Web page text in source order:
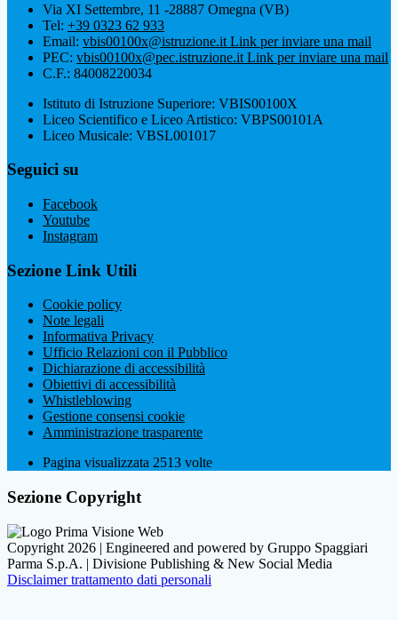
Via XI Settembre, 11 -28887 Omegna (VB)
Tel: +39 0323 62 933
Email: vbis00100x@istruzione.it Link per inviare una mail
PEC: vbis00100x@pec.istruzione.it Link per inviare una mail
C.F.: 84008220034
Istituto di Istruzione Superiore: VBIS00100X
Liceo Scientifico e Liceo Artistico: VBPS00101A
Liceo Musicale: VBSL001017
Seguici su
Facebook
Youtube
Instagram
Sezione Link Utili
Cookie policy
Note legali
Informativa Privacy
Ufficio Relazioni con il Pubblico
Dichiarazione di accessibilità
Obiettivi di accessibilità
Whistleblowing
Gestione consensi cookie
Amministrazione trasparente
Pagina visualizzata 2513 volte
Sezione Copyright
Copyright 2026 | Engineered and powered by Gruppo Spaggiari
Parma S.p.A. | Divisione Publishing & New Social Media
Disclaimer trattamento dati personali